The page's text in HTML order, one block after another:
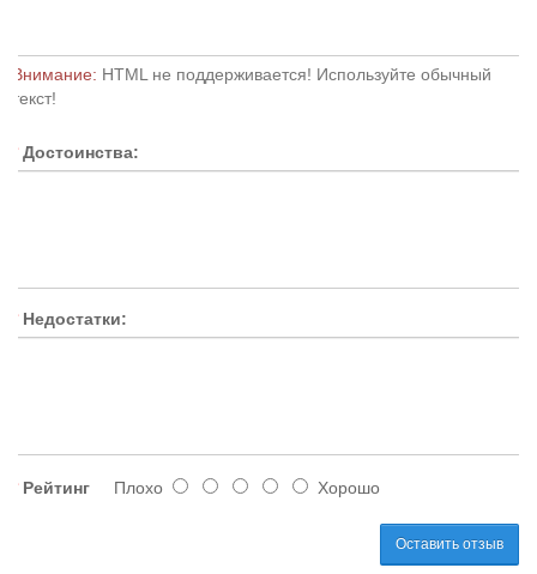
Внимание: HTML не поддерживается! Используйте обычный
текст!
Достоинства:
Недостатки:
Рейтинг Плохо Хорошо
Оставить отзыв